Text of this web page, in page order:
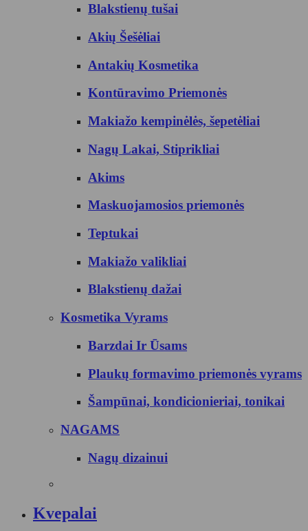
Blakstienų tušai
Akių Šešėliai
Antakių Kosmetika
Kontūravimo Priemonės
Makiažo kempinėlės, šepetėliai
Nagų Lakai, Stiprikliai
Akims
Maskuojamosios priemonės
Teptukai
Makiažo valikliai
Blakstienų dažai
Kosmetika Vyrams
Barzdai Ir Ūsams
Plaukų formavimo priemonės vyrams
Šampūnai, kondicionieriai, tonikai
NAGAMS
Nagų dizainui
Kvepalai